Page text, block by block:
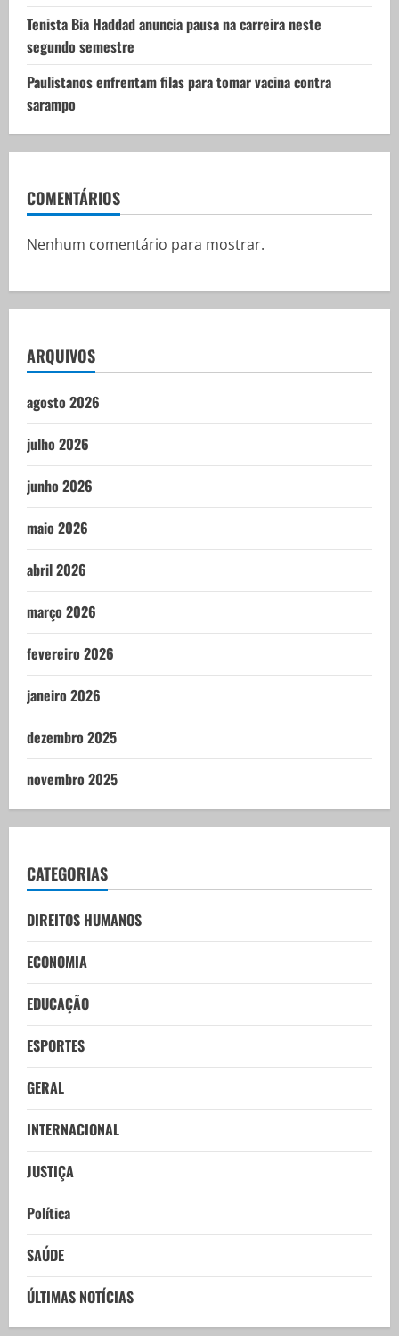
Tenista Bia Haddad anuncia pausa na carreira neste
segundo semestre
Paulistanos enfrentam filas para tomar vacina contra
sarampo
COMENTÁRIOS
Nenhum comentário para mostrar.
ARQUIVOS
agosto 2026
julho 2026
junho 2026
maio 2026
abril 2026
março 2026
fevereiro 2026
janeiro 2026
dezembro 2025
novembro 2025
CATEGORIAS
DIREITOS HUMANOS
ECONOMIA
EDUCAÇÃO
ESPORTES
GERAL
INTERNACIONAL
JUSTIÇA
Política
SAÚDE
ÚLTIMAS NOTÍCIAS